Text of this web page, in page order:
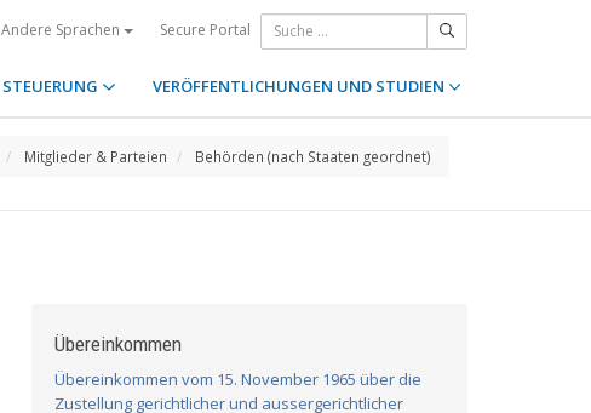
Andere Sprachen Secure Portal
STEUERUNG VERÖFFENTLICHUNGEN UND STUDIEN
Mitglieder & Parteien Behörden (nach Staaten geordnet)
Übereinkommen
Übereinkommen vom 15. November 1965 über die
Zustellung gerichtlicher und aussergerichtlicher